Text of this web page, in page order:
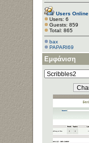
Users Online
Users: 6
Guests: 859
Total: 865
bax
PAPARI69
Εμφάνιση